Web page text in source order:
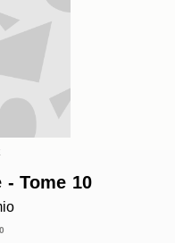
- Tome 10